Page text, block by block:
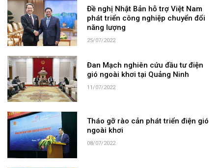
Đề nghị Nhật Bản hỗ trợ Việt Nam
phát triển công nghiệp chuyển đổi
năng lượng
25/07/2022
Đan Mạch nghiên cứu đầu tư điện
gió ngoài khơi tại Quảng Ninh
11/07/2022
Tháo gỡ rào cản phát triển điện gió
ngoài khơi
08/07/2022